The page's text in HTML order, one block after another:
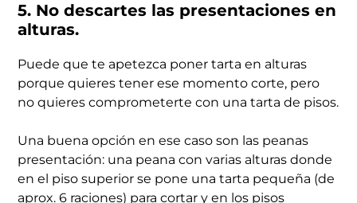
5. No descartes las presentaciones en
alturas.
Puede que te apetezca poner tarta en alturas
porque quieres tener ese momento corte, pero
no quieres comprometerte con una tarta de pisos.
Una buena opción en ese caso son las peanas
presentación: una peana con varias alturas donde
en el piso superior se pone una tarta pequeña (de
aprox. 6 raciones) para cortar y en los pisos